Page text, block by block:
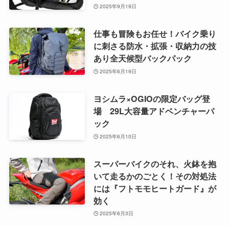
2025年9月19日
仕事も冒険もお任せ！バイク乗り
に刺さる防水・拡張・収納力の技
あり全天候型バックパック
2025年6月19日
ヨシムラ×OGIOの限定バッグ登
場 29L大容量アドベンチャーパ
ック
2025年6月10日
スーパーバイクのそれ、火鉢を抱
いて走るかのごとく！その対処法
には『フトモモヒートガード』が
効く
2025年6月3日